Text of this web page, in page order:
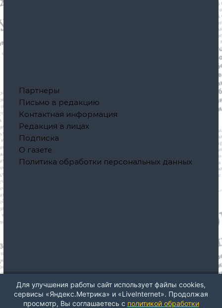
Партнеры
Письмо в редакцию
Контактная информация
Редакция в лицах
Подписка
О газете
Политика обработки персональных данных
Авторское право © 2026Газета "Северная правда"Все
права защищены. Тема: ThemeGrill отFlash. На платформе
Для улучшения работы сайт использует файлы cookies,
сервисы «Яндекс.Метрика» и «LiveInternet». Продолжая
просмотр, Вы соглашаетесь с политикой обработки